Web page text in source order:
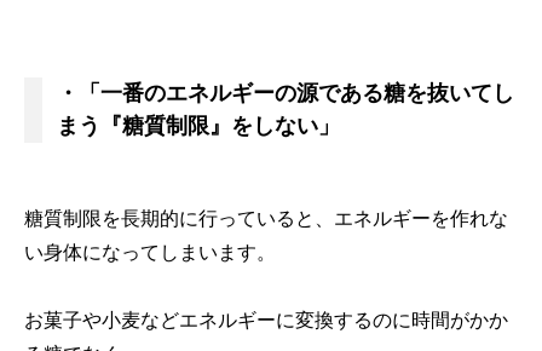
・「一番のエネルギーの源である糖を抜いてし
まう『糖質制限』をしない」
糖質制限を長期的に行っていると、エネルギーを作れな
い身体になってしまいます。
お菓子や小麦などエネルギーに変換するのに時間がかか